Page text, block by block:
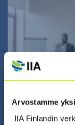
Arvostamme
IIA Finlandin
02.09.2026
COSO ERM –
(2.9. + 3.9. +